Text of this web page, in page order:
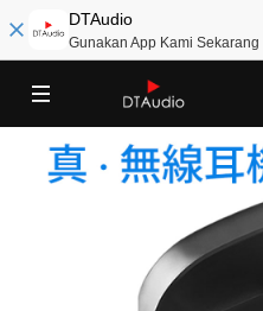
DTAudio
Gunakan App Kami Sekarang